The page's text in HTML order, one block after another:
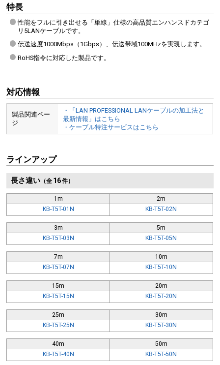
特長
性能をフルに引き出せる「単線」仕様の高品質エンハンスドカテゴ
リ5LANケーブルです。
伝送速度1000Mbps（1Gbps）、伝送帯域100MHzを実現します。
RoHS指令に対応した製品です。
対応情報
製品関連ペー
ジ
・「LAN PROFESSIONAL LANケーブルの加工法と
最新情報」はこちら
・ケーブル特注サービスはこちら
ラインアップ
長さ違い（全 16件）
1m
KB-T5T-01N
2m
KB-T5T-02N
3m
KB-T5T-03N
5m
KB-T5T-05N
7m
KB-T5T-07N
10m
KB-T5T-10N
15m
KB-T5T-15N
20m
KB-T5T-20N
25m
KB-T5T-25N
30m
KB-T5T-30N
40m
KB-T5T-40N
50m
KB-T5T-50N